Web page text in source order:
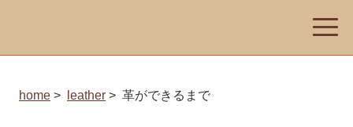
toggle
home leather 革ができるまで